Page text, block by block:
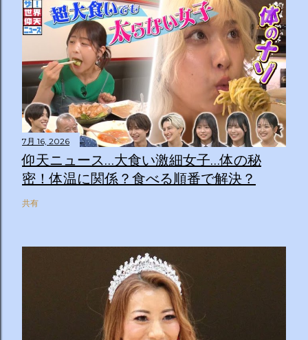
7月 16, 2026
仰天ニュース…大食い激細女子…体の秘
密！体温に関係？食べる順番で解決？
共有